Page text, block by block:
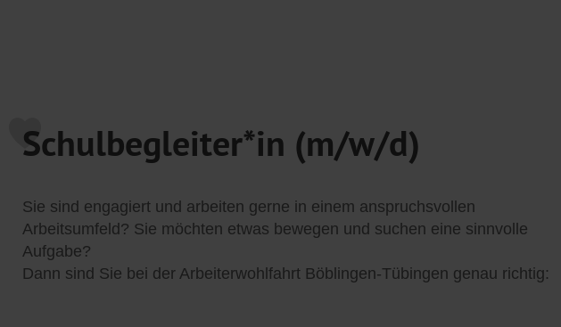
Schulbegleiter*in (m/w/d)
Sie sind engagiert und arbeiten gerne in einem anspruchsvollen
Arbeitsumfeld? Sie möchten etwas bewegen und suchen eine sinnvolle
Aufgabe?
Dann sind Sie bei der Arbeiterwohlfahrt Böblingen-Tübingen genau richtig: